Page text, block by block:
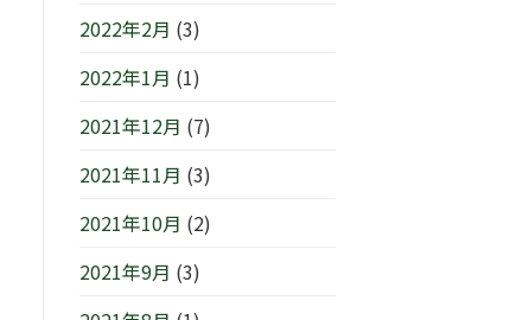
2022年2月 (3)
2022年1月 (1)
2021年12月 (7)
2021年11月 (3)
2021年10月 (2)
2021年9月 (3)